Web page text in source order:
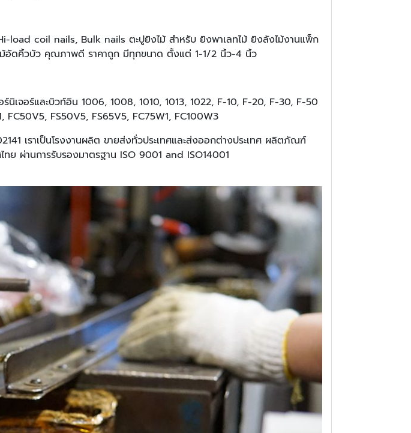
load coil nails, Bulk nails ตะปูยิงไม้ สำหรับ ยิงพาเลทไม้ ยิงลังไม้งานแพ็ก
ม้อัดคิ้วบัว คุณภาพดี ราคาถูก มีทุกขนาด ตั้งแต่ 1-1/2 นิ้ว-4 นิ้ว
เจอร์และบิวท์อิน 1006, 1008, 1010, 1013, 1022, F-10, F-20, F-30, F-50
FS50V5, FS65V5, FC75W1, FC100W3
เราเป็นโรงงานผลิต ขายส่งทั่วประเทศและส่งออกต่างประเทศ ผลิตภัณฑ์
ย ผ่านการรับรองมาตรฐาน ISO 9001 and ISO14001